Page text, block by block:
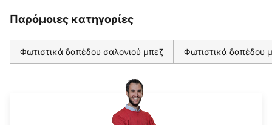
Παρόμοιες κατηγορίες
Φωτιστικά δαπέδου σαλονιού μπεζ Φωτιστικά δαπέδου